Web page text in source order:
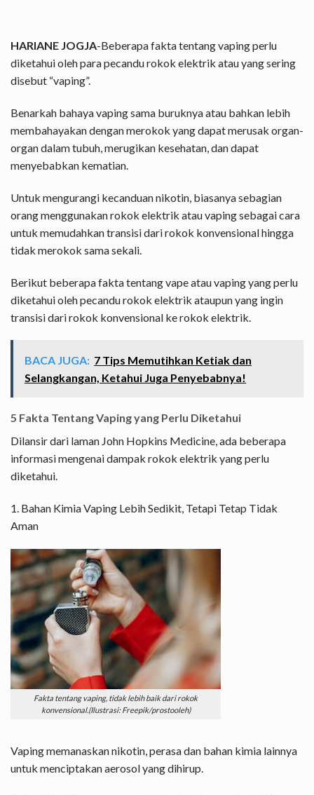
HARIANE JOGJA-Beberapa fakta tentang vaping perlu
diketahui oleh para pecandu rokok elektrik atau yang sering
disebut “vaping”.
Benarkah bahaya vaping sama buruknya atau bahkan lebih
membahayakan dengan merokok yang dapat merusak organ-
organ dalam tubuh, merugikan kesehatan, dan dapat
menyebabkan kematian.
Untuk mengurangi kecanduan nikotin, biasanya sebagian
orang menggunakan rokok elektrik atau vaping sebagai cara
untuk memudahkan transisi dari rokok konvensional hingga
tidak merokok sama sekali.
Berikut beberapa fakta tentang vape atau vaping yang perlu
diketahui oleh pecandu rokok elektrik ataupun yang ingin
transisi dari rokok konvensional ke rokok elektrik.
BACA JUGA: 7 Tips Memutihkan Ketiak dan
Selangkangan, Ketahui Juga Penyebabnya!
5 Fakta Tentang Vaping yang Perlu Diketahui
Dilansir dari laman John Hopkins Medicine, ada beberapa
informasi mengenai dampak rokok elektrik yang perlu
diketahui.
1. Bahan Kimia Vaping Lebih Sedikit, Tetapi Tetap Tidak
Aman
Fakta tentang vaping, tidak lebih baik dari rokok
konvensional.(Ilustrasi: Freepik/prostooleh)
Vaping memanaskan nikotin, perasa dan bahan kimia lainnya
untuk menciptakan aerosol yang dihirup.